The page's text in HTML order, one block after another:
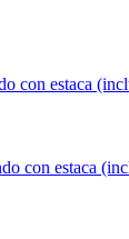
estaca
con estaca